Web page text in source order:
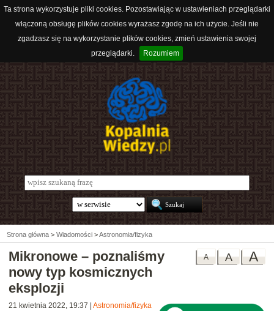
Ta strona wykorzystuje pliki cookies. Pozostawiając w ustawieniach przeglądarki
włączoną obsługę plików cookies wyrażasz zgodę na ich użycie. Jeśli nie
zgadzasz się na wykorzystanie plików cookies, zmień ustawienia swojej
przeglądarki.
Rozumiem
Strona główna > Wiadomości >Astronomia/fizyka
A
A
A
Mikronowe – poznaliśmy
nowy typ kosmicznych
eksplozji
21 kwietnia 2022, 19:37 Astronomia/fizyka